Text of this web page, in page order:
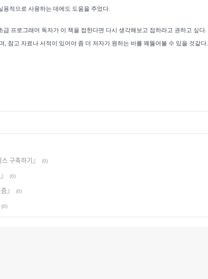
적으로 사용하는 데에도 도움을 주었다.
프로그래머 독자가 이 책을 접한다면 다시 생각해보고 접하라고 권하고 싶다.
, 참고 자료나 서적이 있어야 좀 더 저자가 원하는 바를 꽤뚫어볼 수 있을 것같다.
구축하기』 (0)
(0)
』 (0)
(0)